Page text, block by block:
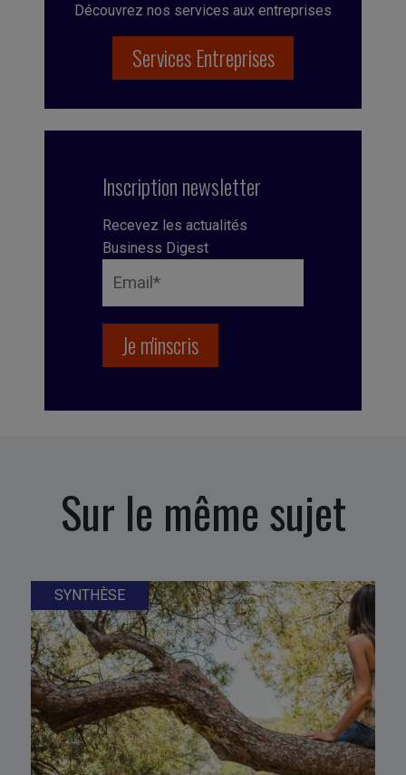
Découvrez nos services aux entreprises
Services Entreprises
Inscription newsletter
Recevez les actualités
Business Digest
Sur le même sujet
SYNTHÈSE